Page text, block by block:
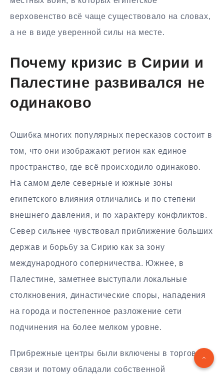
верховенство всё чаще существовало на словах,
а не в виде уверенной силы на месте.
Почему кризис в Сирии и
Палестине развивался не
одинаково
Ошибка многих популярных пересказов состоит в
том, что они изображают регион как единое
пространство, где всё происходило одинаково.
На самом деле северные и южные зоны
египетского влияния отличались и по степени
внешнего давления, и по характеру конфликтов.
Север сильнее чувствовал приближение больших
держав и борьбу за Сирию как за зону
международного соперничества. Южнее, в
Палестине, заметнее выступали локальные
столкновения, династические споры, нападения
на города и постепенное разложение сети
подчинения на более мелком уровне.
Прибрежные центры были включены в торговые
связи и потому обладали собственной